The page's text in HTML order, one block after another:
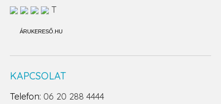
T
ÁRUKERESŐ.HU
KAPCSOLAT
Telefon: 06 20 288 4444